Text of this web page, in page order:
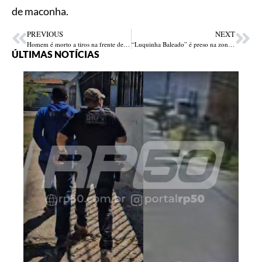
de maconha.
PREVIOUS
Homem é morto a tiros na frente de casa em Demerval Lobão um dia após voltar do Mato Grosso
NEXT
“Luquinha Baleado” é preso na zona Sul de Teresina após uma série de furtos e arrombamentos
ÚLTIMAS NOTÍCIAS